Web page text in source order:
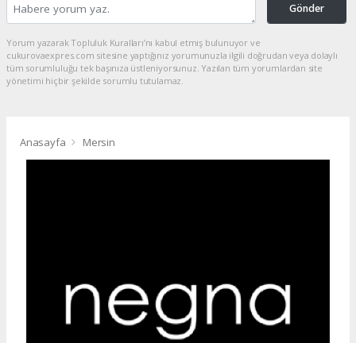
Gönder
Yorum yazarak Topluluk Kuralları’nı kabul etmiş bulunuyor ve
cukurovaexpres.com sitesine yaptığınız yorumunuzla ilgili doğrudan veya dolaylı
tüm sorumluluğu tek başınıza üstleniyorsunuz. Yazılan tüm yorumlardan site
yönetimi hiçbir şekilde sorumlu tutulamaz.
Anasayfa Mersin